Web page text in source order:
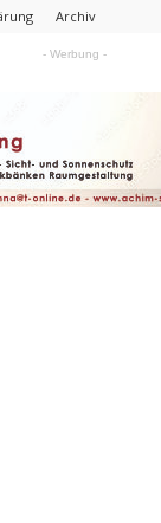
Archiv
- Werbung -